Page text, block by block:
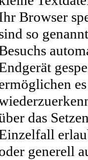
Browser
so
das
generell